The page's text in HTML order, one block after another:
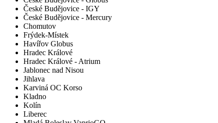
České Budějovice - IGY
České Budějovice - Mercury
Chomutov
Frýdek-Místek
Havířov Globus
Hradec Králové
Hradec Králové - Atrium
Jablonec nad Nisou
Jihlava
Karviná OC Korso
Kladno
Kolín
Liberec